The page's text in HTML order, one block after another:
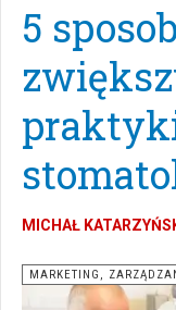
5
MICHAŁ
MARKETING,